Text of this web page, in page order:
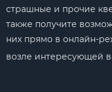
страшные и прочие
также получите
них прямо в онлайн-
возле интересующей